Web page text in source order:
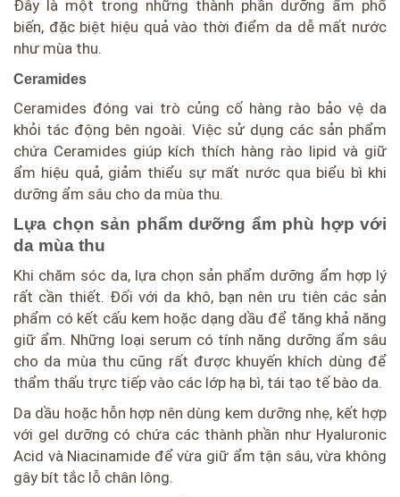
Đây là một trong những thành phần dưỡng ẩm phổ
biến, đặc biệt hiệu quả vào thời điểm da dễ mất nước
như mùa thu.
Ceramides
Ceramides đóng vai trò củng cố hàng rào bảo vệ da
khỏi tác động bên ngoài. Việc sử dụng các sản phẩm
chứa Ceramides giúp kích thích hàng rào lipid và giữ
ẩm hiệu quả, giảm thiểu sự mất nước qua biểu bì khi
dưỡng ẩm sâu cho da mùa thu.
Lựa chọn sản phẩm dưỡng ẩm phù hợp với
da mùa thu
Khi chăm sóc da, lựa chọn sản phẩm dưỡng ẩm hợp lý
rất cần thiết. Đối với da khô, bạn nên ưu tiên các sản
phẩm có kết cấu kem hoặc dạng dầu để tăng khả năng
giữ ẩm. Những loại serum có tính năng dưỡng ẩm sâu
cho da mùa thu cũng rất được khuyến khích dùng để
thẩm thấu trực tiếp vào các lớp hạ bì, tái tạo tế bào da.
Da dầu hoặc hỗn hợp nên dùng kem dưỡng nhẹ, kết hợp
với gel dưỡng có chứa các thành phần như Hyaluronic
Acid và Niacinamide để vừa giữ ẩm tận sâu, vừa không
gây bít tắc lỗ chân lông.